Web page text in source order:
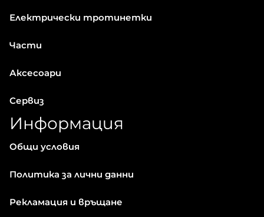
Електрически тротинетки
Части
Аксесоари
Сервиз
Информация
Общи условия
Политика за лични данни
Рекламация и връщане